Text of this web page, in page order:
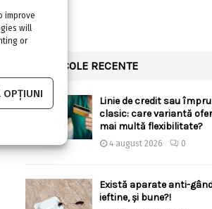
improve
will
or
OPȚIUNI
ARTICOLE RECENTE
Linie de credit sau
clasic: care variantă
mai multă flexibilitate?
4 august 2026 0
Există aparate anti-
ieftine, și bune?!